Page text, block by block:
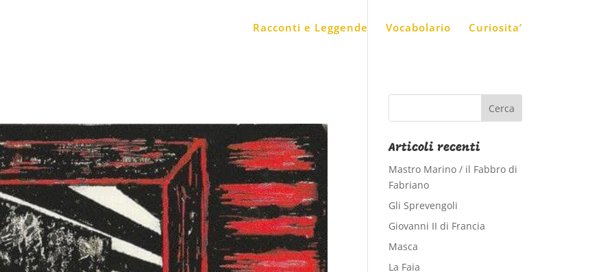
Racconti e Leggende Vocabolario Curiosita’
Articoli recenti
Mastro Marino / il Fabbro di
Fabriano
Gli Sprevengoli
Giovanni II di Francia
Masca
La Faia